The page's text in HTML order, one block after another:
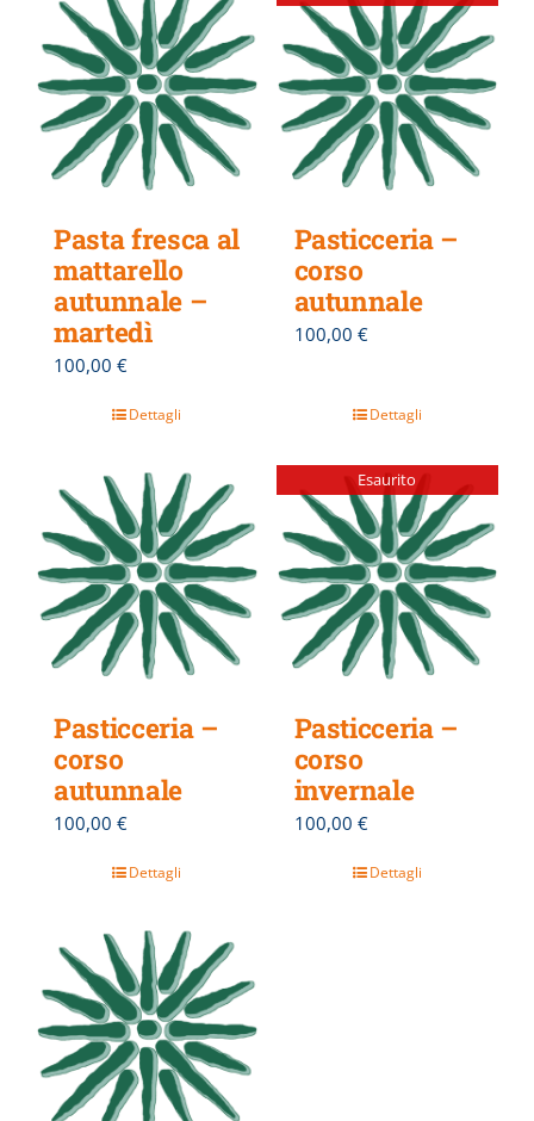
Pasta fresca al
mattarello
autunnale –
martedì
100,00 €
Dettagli
Pasticceria –
corso
autunnale
100,00 €
Dettagli
Pasticceria –
corso
autunnale
100,00 €
Dettagli
Esaurito
Pasticceria –
corso
invernale
100,00 €
Dettagli